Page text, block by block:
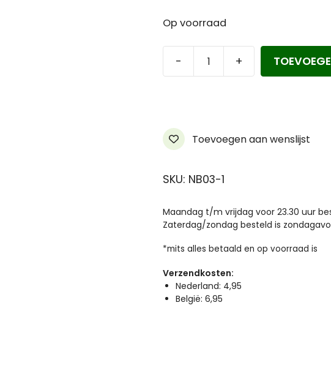
was:
Op voorraad
-
SPF
15
Cream
Beige
aantal
+
Toevoegen aan wenslijst
SKU: NB03-1
Maandag t/m vrijdag voor 23.30 uur
Zaterdag/zondag besteld is
*mits alles betaald en op voorraad is
Verzendkosten:
Nederland: 4,95
België: 6,95